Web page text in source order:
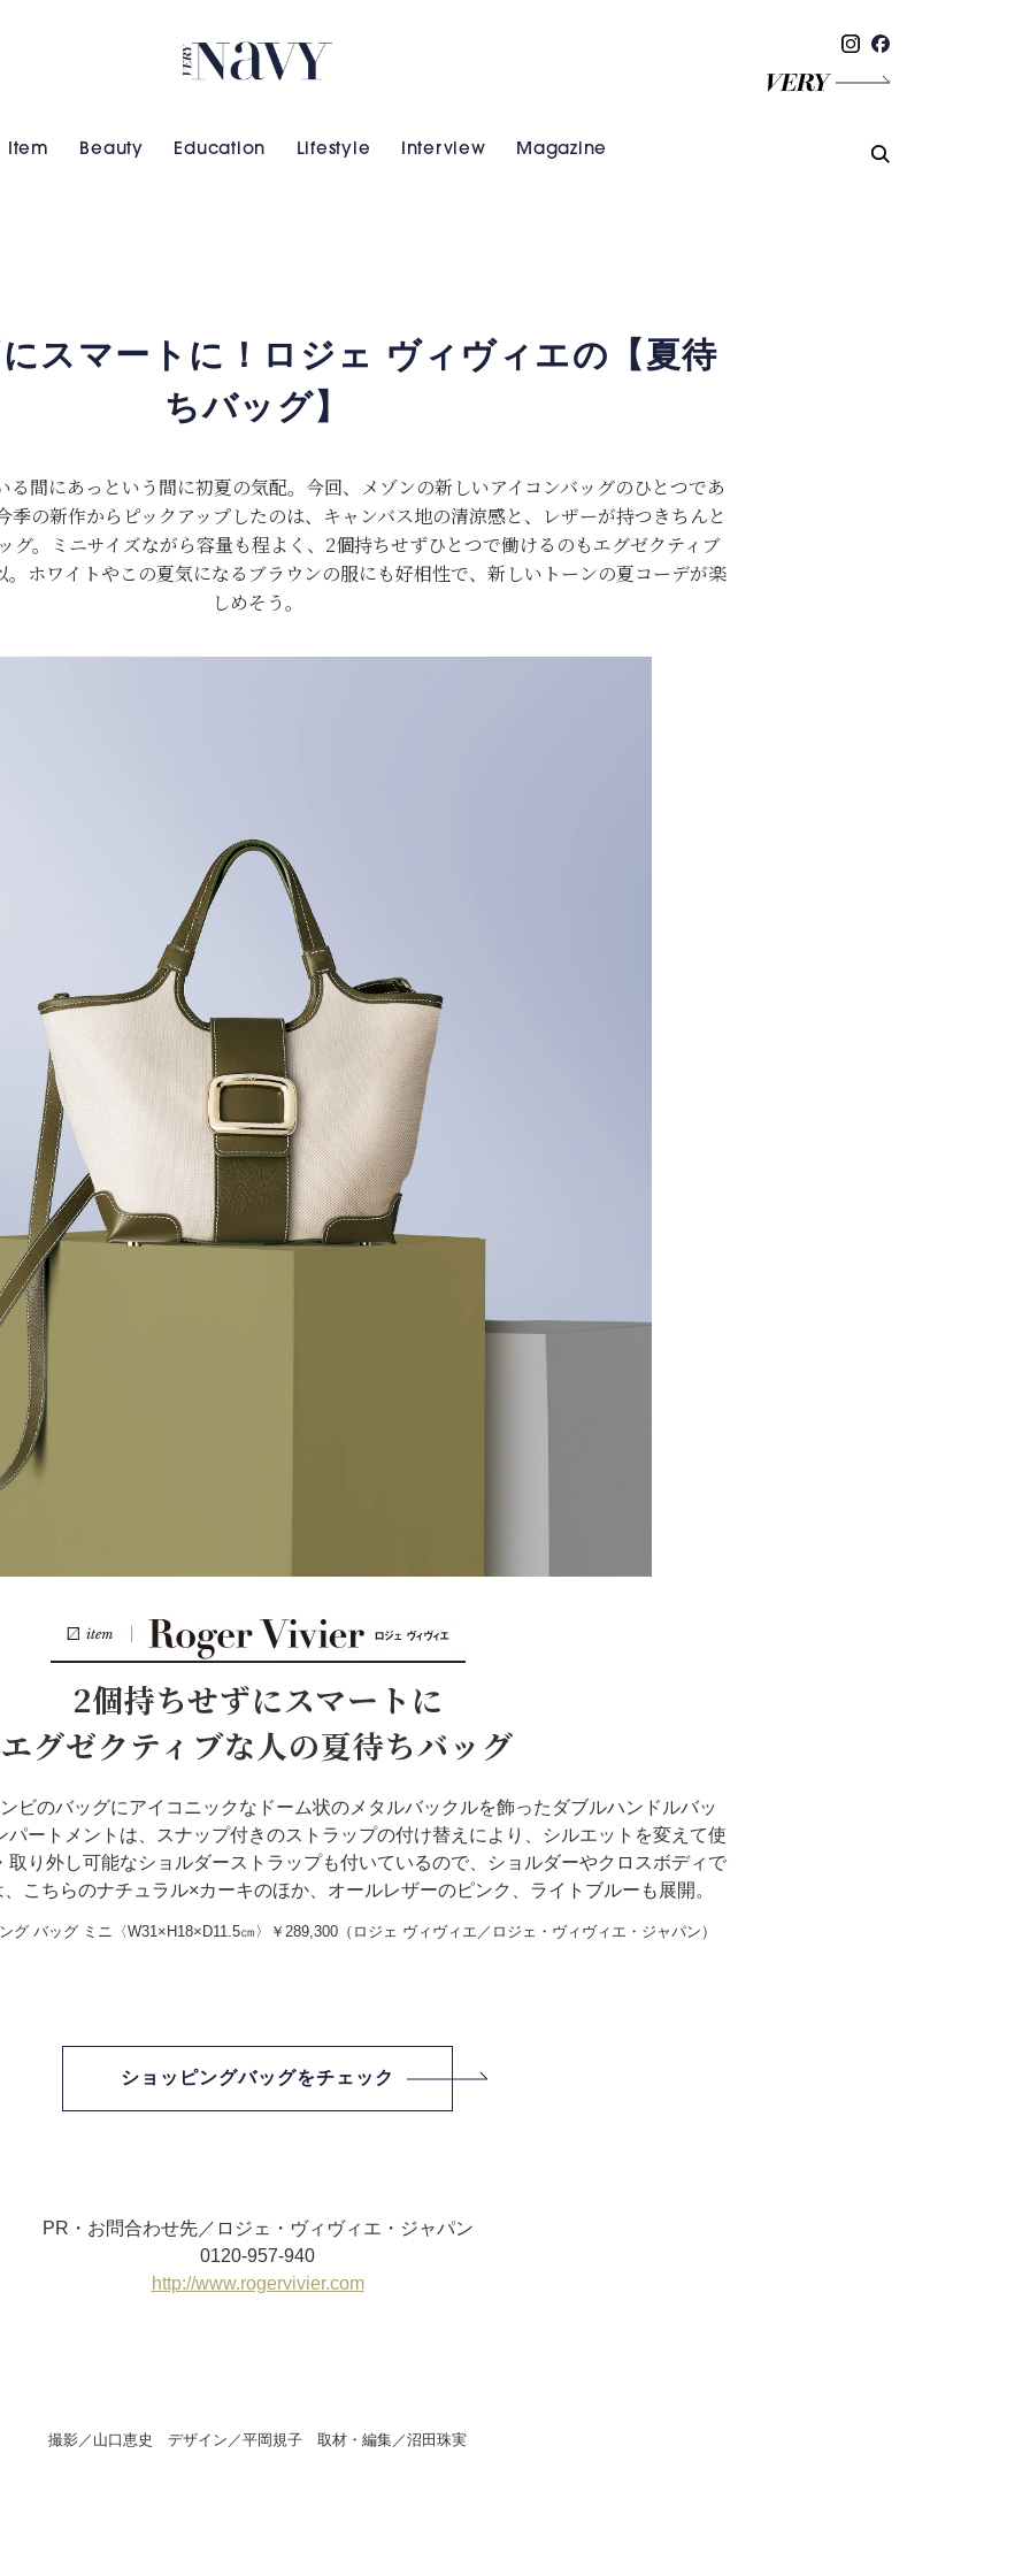
Item Beauty Education Lifestyle Interview Magazine
スマートに！ロジェ ヴィヴィエの【夏待
ちバッグ】
る間にあっという間に初夏の気配。今回、メゾンの新しいアイコンバッグのひとつであ
季の新作からピックアップしたのは、キャンバス地の清涼感と、レザーが持つきちんと
グ。ミニサイズながら容量も程よく、2個持ちせずひとつで働けるのもエグゼクティブ
ホワイトやこの夏気になるブラウンの服にも好相性で、新しいトーンの夏コーデが楽
しめそう。
2個持ちせずにスマートに
エグゼクティブな人の夏待ちバッグ
ビのバッグにアイコニックなドーム状のメタルバックルを飾ったダブルハンドルバッ
パートメントは、スナップ付きのストラップの付け替えにより、シルエットを変えて使
取り外し可能なショルダーストラップも付いているので、ショルダーやクロスボディで
こちらのナチュラル×カーキのほか、オールレザーのピンク、ライトブルーも展開。
グ バッグ ミニ〈W31×H18×D11.5㎝〉￥289,300（ロジェ ヴィヴィエ／ロジェ・ヴィヴィエ・ジャパン）
ショッピングバッグをチェック
PR・お問合わせ先／ ロジェ・ヴィヴィエ・ジャパン
0120-957-940
http://www.rogervivier.com
撮影／山口恵史 デザイン／平岡規子 取材・編集／沼田珠実